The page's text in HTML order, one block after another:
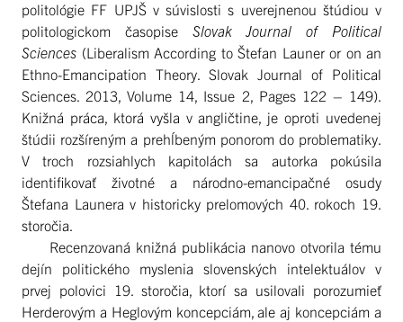
politológie FF UPJŠ v súvislosti s uverejnenou štúdiou v
politologickom časopise Slovak Journal of Political
Sciences (Liberalism According to Štefan Launer or on an
Ethno-Emancipation Theory. Slovak Journal of Political
Sciences. 2013, Volume 14, Issue 2, Pages 122 – 149).
Knižná práca, ktorá vyšla v angličtine, je oproti uvedenej
štúdii rozšíreným a prehĺbeným ponorom do problematiky.
V troch rozsiahlych kapitolách sa autorka pokúsila
identifikovať životné a národno-emancipačné osudy
Štefana Launera v historicky prelomových 40. rokoch 19.
storočia.
Recenzovaná knižná publikácia nanovo otvorila tému
dejín politického myslenia slovenských intelektuálov v
prvej polovici 19. storočia, ktorí sa usilovali porozumieť
Herderovým a Heglovým koncepciám, ale aj koncepciám a